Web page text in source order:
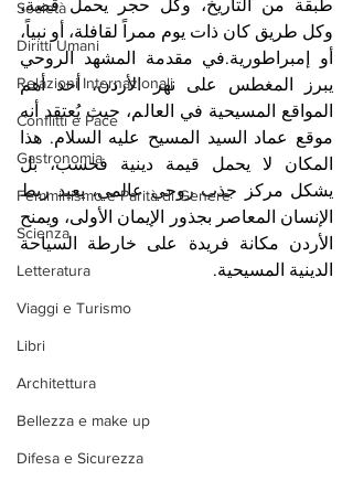
Società
Diritti Umani
Relazioni Internazionali
Conflitti e Pace
Gastronomia
Femminismo e Parità di Genere
Scienza
Letteratura
Viaggi e Turismo
Libri
Architettura
Bellezza e make up
Difesa e Sicurezza
طبقة من التاريخ، وكل حجر يحمل قصة،
يبرز المغطس على نهر الأردن، أحد أهم
المكان لا يحمل قيمة دينية فحسب، بل
يشكل مركز جذب روحي عالمي، يعيد ربط
الأردن مكانة فريدة على خارطة السياحة
الدينية المسيحية.